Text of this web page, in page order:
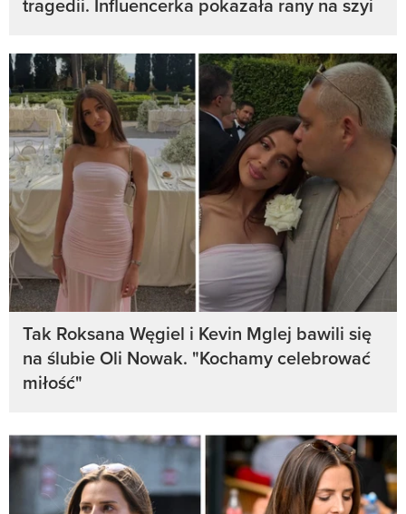
Tak Roksana Węgiel i Kevin Mglej bawili się
na ślubie Oli Nowak. "Kochamy celebrować
miłość"